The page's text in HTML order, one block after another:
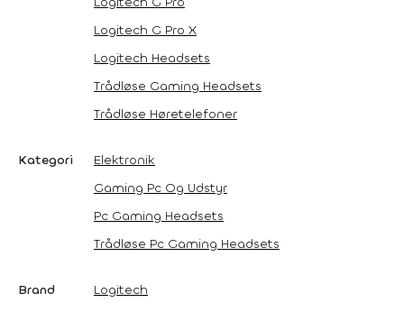
Logitech G Pro X
Logitech Headsets
Trådløse Gaming Headsets
Trådløse Høretelefoner
Kategori
Elektronik
Gaming Pc Og Udstyr
Pc Gaming Headsets
Trådløse Pc Gaming Headsets
Brand Logitech